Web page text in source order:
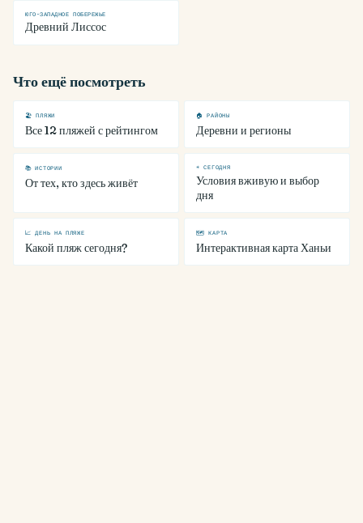
ЮГО-ЗАПАДНОЕ ПОБЕРЕЖЬЕ
Древний Лиссос
Что ещё посмотреть
🏖 ПЛЯЖИ
Все 12 пляжей с рейтингом
🏠 РАЙОНЫ
Деревни и регионы
📚 ИСТОРИИ
От тех, кто здесь живёт
☀ СЕГОДНЯ
Условия вживую и выбор
дня
📈 ДЕНЬ НА ПЛЯЖЕ
Какой пляж сегодня?
🗺 КАРТА
Интерактивная карта Ханьи